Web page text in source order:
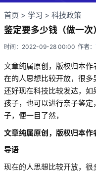
首页 > 学习 > 科技政策
鉴定要多少钱（做一次
时间：2022-09-28 00:00 作者：
文章纯属原创，版权归本
在的人思想比较开放，很多
还好现在科技比较发达，
孩子，也可以进行亲子鉴
子，便一目了然，
文章纯属原创，版权归本作
导语
现在的人思想比较开放，